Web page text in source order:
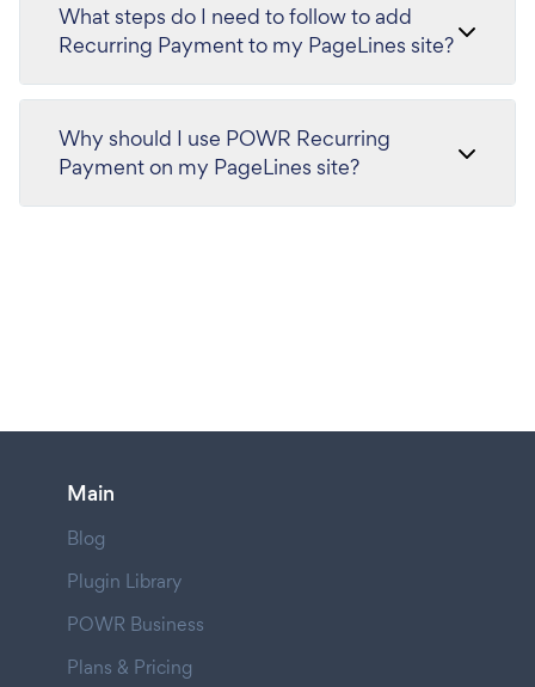
What steps do I need to follow to add
Recurring Payment to my PageLines site?
Why should I use POWR Recurring
Payment on my PageLines site?
Main
Blog
Plugin Library
POWR Business
Plans & Pricing